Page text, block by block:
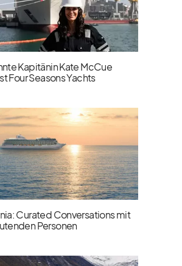
Kapitänin Kate McCue
Four Seasons Yachts
Curated Conversations mit
Personen